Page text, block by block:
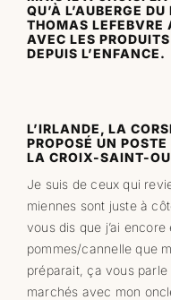
QU’À L’AUBERGE
THOMAS LEFEBVRE
AVEC LES
DEPUIS L’ENFANCE.
L’IRLANDE, LA
PROPOSÉ UN
LA CROIX-SAINT-
Je suis de ceux qui
miennes sont juste à
vous dis que j’ai
pommes/cannelle que
préparait, ça vous
marchés avec mon